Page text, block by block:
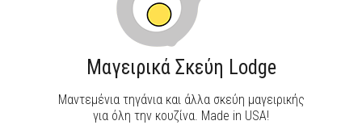
Μαγειρικά Σκεύη Lodge
Μαντεμένια τηγάνια και άλλα σκεύη μαγειρικής
για όλη την κουζίνα. Made in USA!